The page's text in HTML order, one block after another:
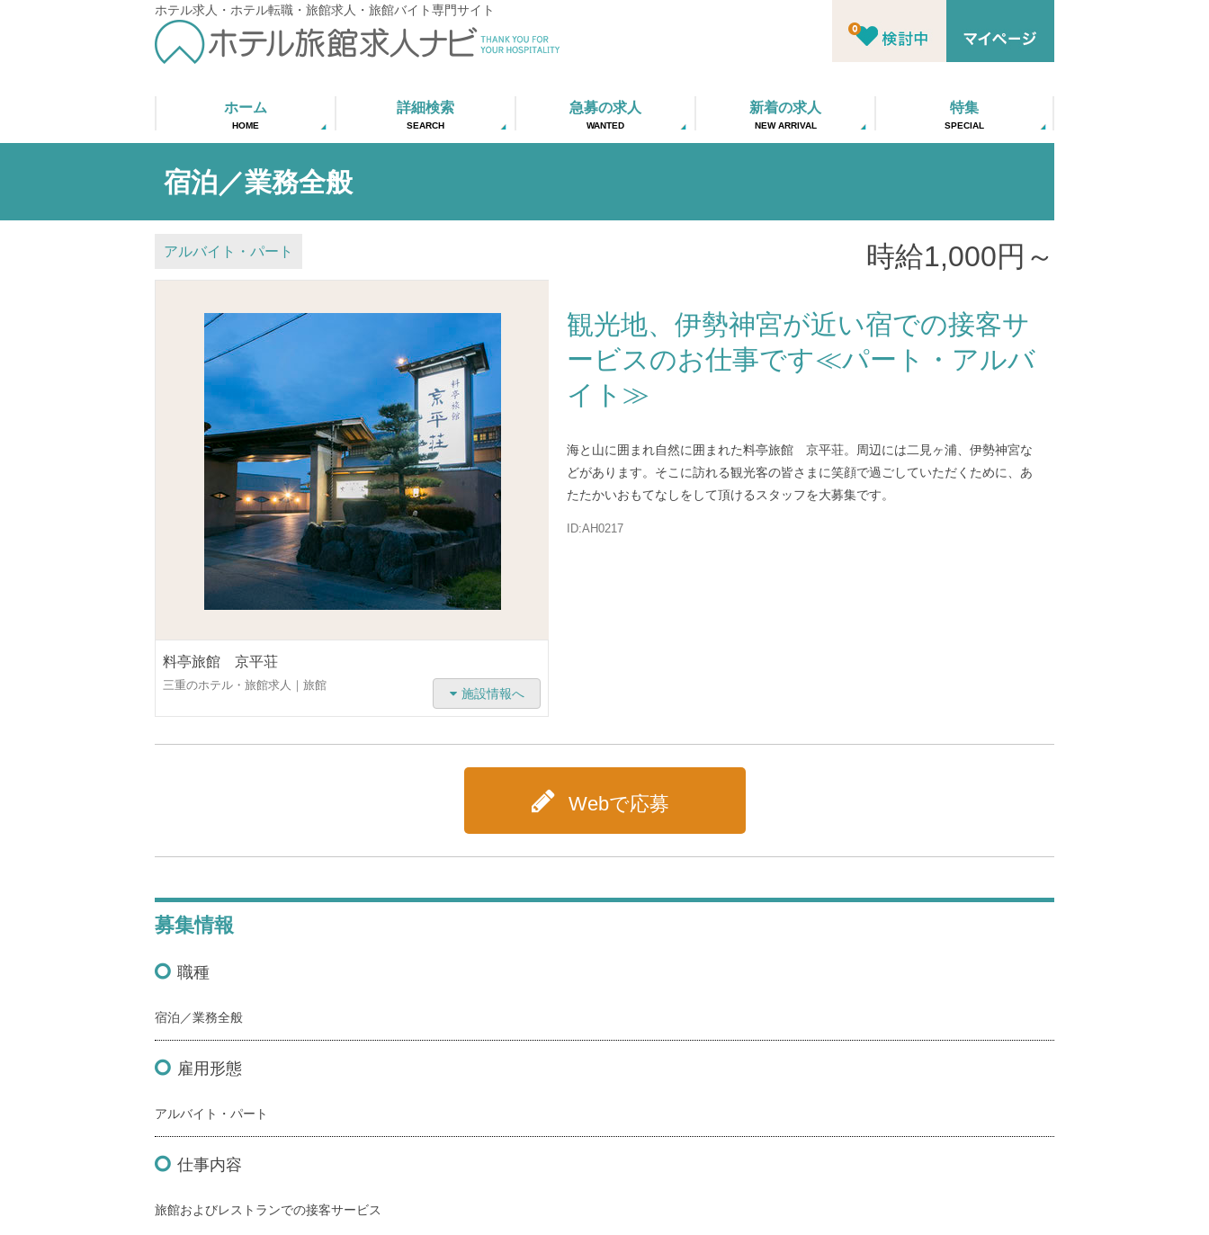
ホテル求人・ホテル転職・旅館求人・旅館バイト専門サイト
ホーム
HOME
詳細検索
SEARCH
急募の求人
WANTED
新着の求人
NEW ARRIVAL
特集
SPECIAL
宿泊／業務全般
アルバイト・パート 時給1,000円～
料亭旅館 京平荘
三重のホテル・旅館求人｜旅館
施設情報へ
観光地、伊勢神宮が近い宿での接客サ
ービスのお仕事です≪パート・アルバ
イト≫
海と山に囲まれ自然に囲まれた料亭旅館 京平荘。周辺には二見ヶ浦、伊勢神宮な
どがあります。そこに訪れる観光客の皆さまに笑顔で過ごしていただくために、あ
たたかいおもてなしをして頂けるスタッフを大募集です。
ID:AH0217
Webで応募
募集情報
職種
宿泊／業務全般
雇用形態
アルバイト・パート
仕事内容
旅館およびレストランでの接客サービス